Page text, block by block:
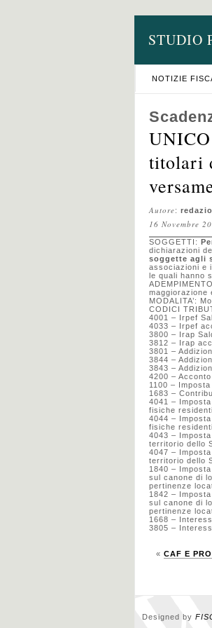
STUDIO
NOTIZIE
titolari
Autore:
16 Novembre
SOGGETTI:
dichiarazioni
soggette agli
associazioni e
le quali hanno
maggiorazione
MODALITA’:
CODICI
4001 – Irpef
4033 – Irpef
3800 – Irap
3812 – Irap
3801 –
3844 –
3843 –
4200 –
1100 –
1683 –
4041 –
fisiche
4044 –
fisiche
4043 –
territorio dello
4047 –
territorio dello
1840 –
sul canone di
pertinenze
1842 –
sul canone di
pertinenze
1668 –
3805 –
« CAF E
Designed by